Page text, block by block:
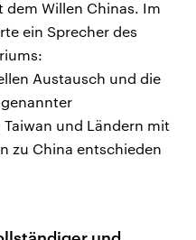
dem Willen Chinas. Im
ein Sprecher des
Austausch und die
Taiwan und Ländern mit
zu China entschieden